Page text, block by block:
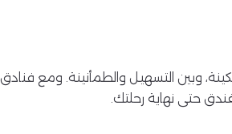
وبين التسهيل والطمأنينة. ومع فنادق
حتى نهاية رحلتك.